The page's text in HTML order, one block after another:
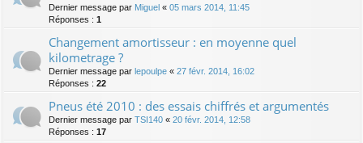
Dernier message par Miguel « 05 mars 2014, 11:45
Réponses : 1
Changement amortisseur : en moyenne quel
kilometrage ?
Dernier message par lepoulpe « 27 févr. 2014, 16:02
Réponses : 22
Pneus été 2010 : des essais chiffrés et argumentés
Dernier message par TSI140 « 20 févr. 2014, 12:58
Réponses : 17